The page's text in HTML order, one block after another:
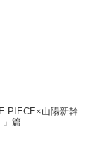
PIECE×山陽新幹
」篇